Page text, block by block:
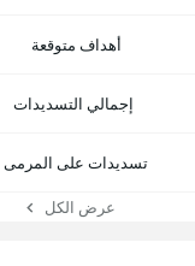
أهداف متوقعة
إجمالي التسديدات
تسديدات على المرمى
عرض الكل